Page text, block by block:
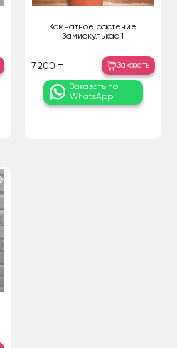
Комнатное растение
Замиокулькас 1
7 200 ₸ Заказать
Заказать по
WhatsApp